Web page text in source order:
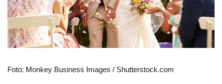
Foto: Monkey Business Images / Shutterstock.com